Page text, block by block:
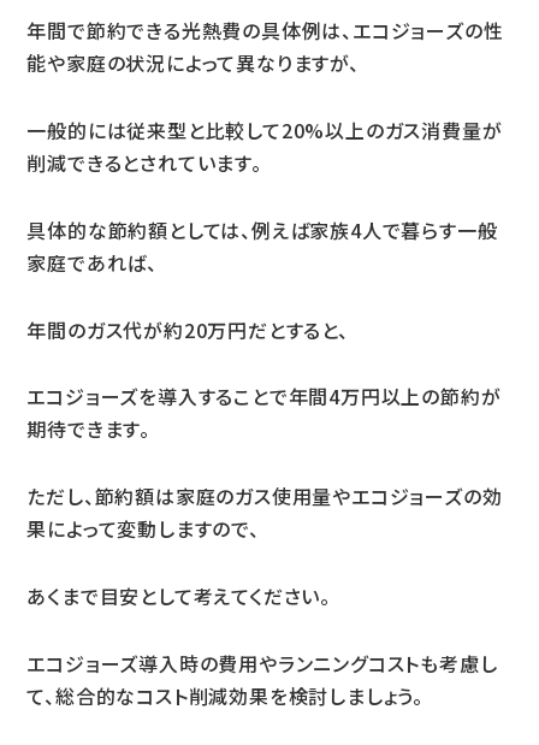
年間で節約できる光熱費の具体例は、エコジョーズの性
能や家庭の状況によって異なりますが、
一般的には従来型と比較して20%以上のガス消費量が
削減できるとされています。
具体的な節約額としては、例えば家族4人で暮らす一般
家庭であれば、
年間のガス代が約20万円だとすると、
エコジョーズを導入することで年間4万円以上の節約が
期待できます。
ただし、節約額は家庭のガス使用量やエコジョーズの効
果によって変動しますので、
あくまで目安として考えてください。
エコジョーズ導入時の費用やランニングコストも考慮し
て、総合的なコスト削減効果を検討しましょう。